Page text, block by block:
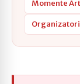
Momente